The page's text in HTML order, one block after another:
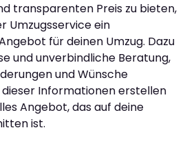
transparenten Preis zu bieten,
Umzugsservice ein
für deinen Umzug. Dazu
und unverbindliche Beratung,
und Wünsche
Informationen erstellen
Angebot, das auf deine
ist.